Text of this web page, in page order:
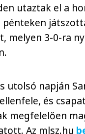
utaztak el a
pénteken
melyen 3-0-ra
utolsó napján
és
megfelelően
Az mlsz.hu